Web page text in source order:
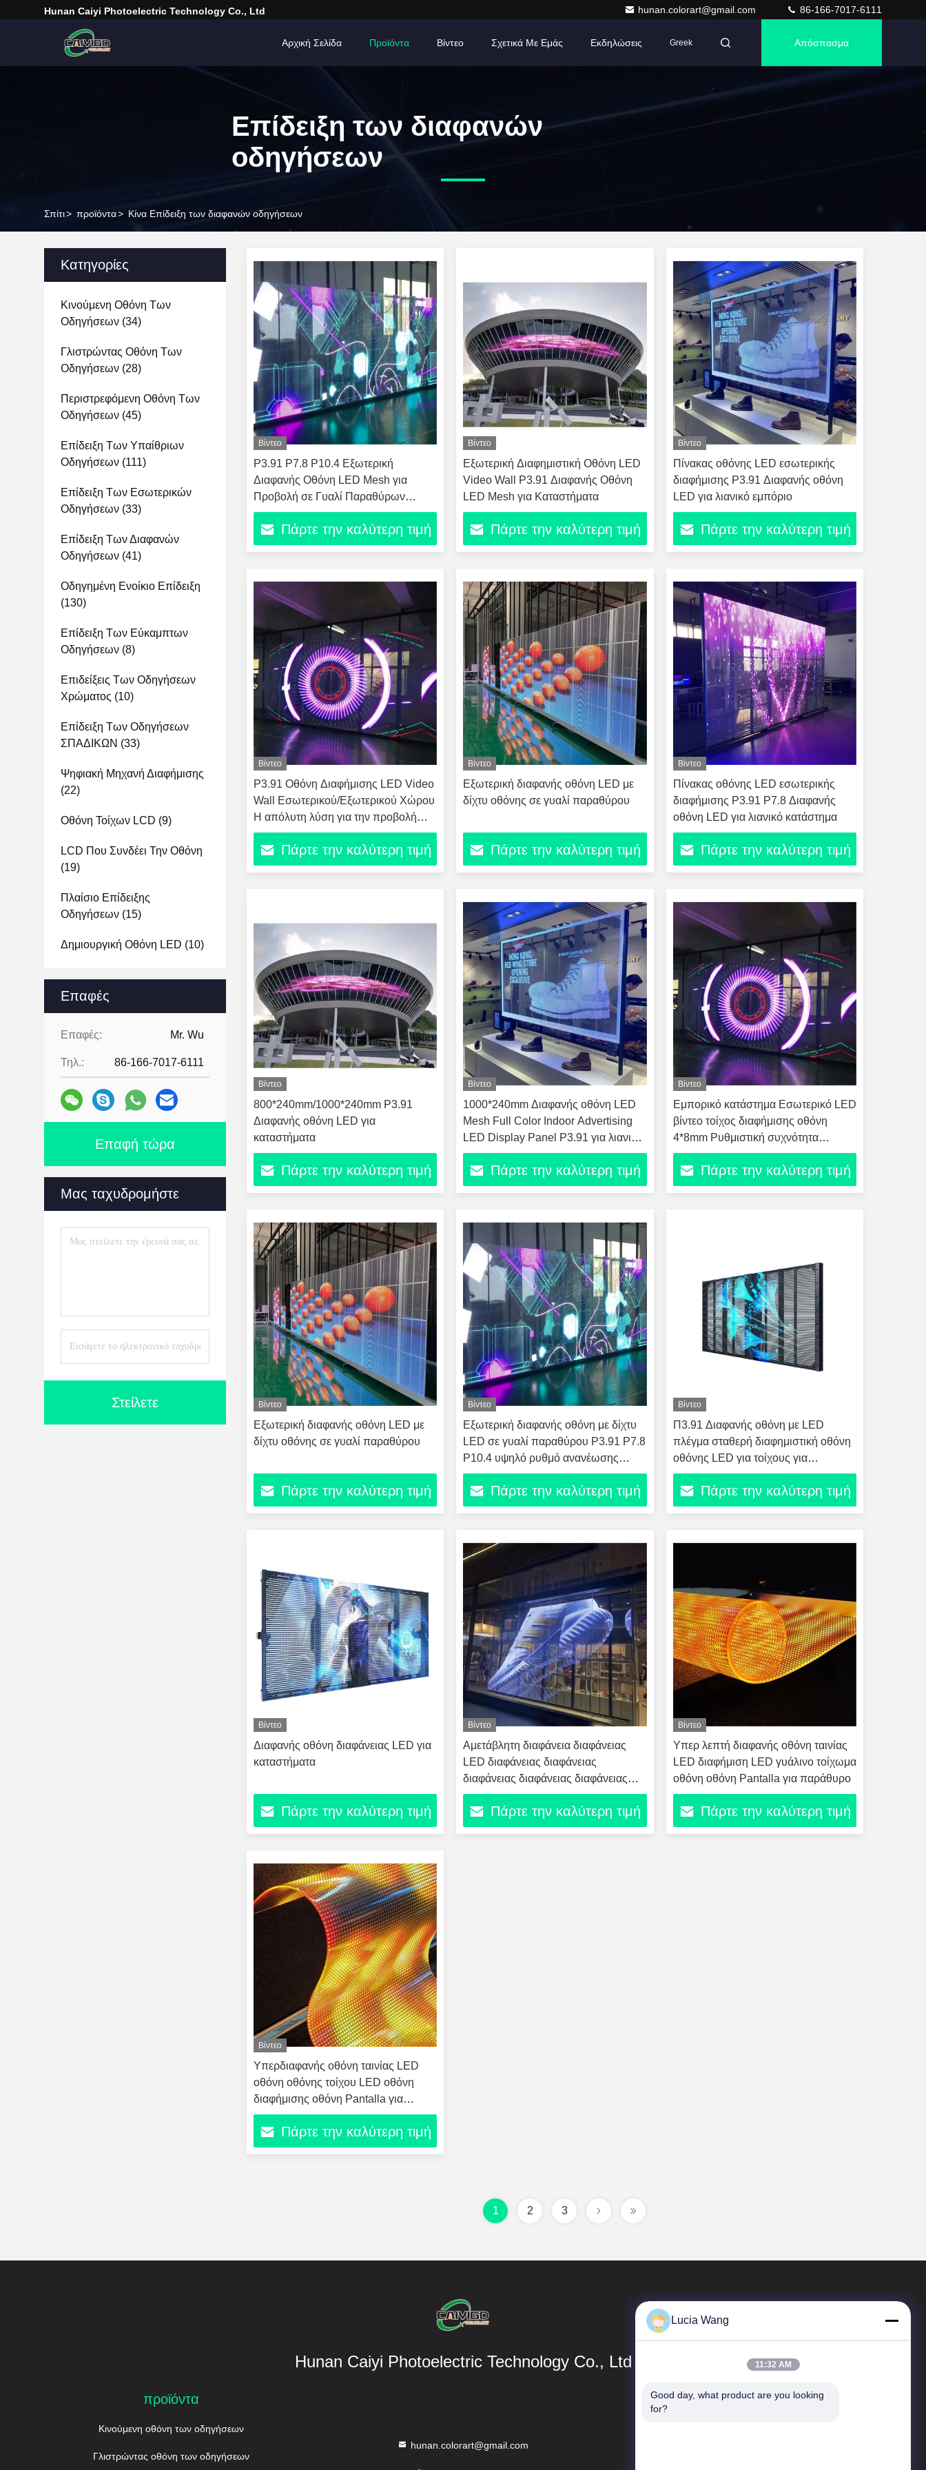
Hunan Caiyi Photoelectric Technology Co., Ltd hunan.colorart@gmail.com 86-166-7017-6111
Αρχική Σελίδα Προϊόντα Βίντεο Σχετικά Με Εμάς Εκδηλώσεις Greek Απόσπασμα
Επίδειξη των διαφανών
οδηγήσεων
Σπίτι> προϊόντα> Κίνα Επίδειξη των διαφανών οδηγήσεων
Κατηγορίες
Κινούμενη Οθόνη Των
Οδηγήσεων (34)
Γλιστρώντας Οθόνη Των
Οδηγήσεων (28)
Περιστρεφόμενη Οθόνη Των
Οδηγήσεων (45)
Επίδειξη Των Υπαίθριων
Οδηγήσεων (111)
Επίδειξη Των Εσωτερικών
Οδηγήσεων (33)
Επίδειξη Των Διαφανών
Οδηγήσεων (41)
Οδηγημένη Ενοίκιο Επίδειξη
(130)
Επίδειξη Των Εύκαμπτων
Οδηγήσεων (8)
Επιδείξεις Των Οδηγήσεων
Χρώματος (10)
Επίδειξη Των Οδηγήσεων
ΣΠΑΔΙΚΩΝ (33)
Ψηφιακή Μηχανή Διαφήμισης
(22)
Οθόνη Τοίχων LCD (9)
LCD Που Συνδέει Την Οθόνη
(19)
Πλαίσιο Επίδειξης
Οδηγήσεων (15)
Δημιουργική Οθόνη LED (10)
Επαφές
Επαφές: Mr. Wu
Τηλ.: 86-166-7017-6111
Επαφή τώρα
Μας ταχυδρομήστε
Στείλετε
Βίντεο
P3.91 P7.8 P10.4 Εξωτερική
Διαφανής Οθόνη LED Mesh για
Προβολή σε Γυαλί Παραθύρων
Αεροδρομίου
Πάρτε την καλύτερη τιμή
Βίντεο
Εξωτερική Διαφημιστική Οθόνη LED
Video Wall P3.91 Διαφανής Οθόνη
LED Mesh για Καταστήματα
Πάρτε την καλύτερη τιμή
Βίντεο
Πίνακας οθόνης LED εσωτερικής
διαφήμισης P3.91 Διαφανής οθόνη
LED για λιανικό εμπόριο
Πάρτε την καλύτερη τιμή
Βίντεο
P3.91 Οθόνη Διαφήμισης LED Video
Wall Εσωτερικού/Εξωτερικού Χώρου
Η απόλυτη λύση για την προβολή
πιάτων σε εμπορικά καταστήματα
Πάρτε την καλύτερη τιμή
Βίντεο
Εξωτερική διαφανής οθόνη LED με
δίχτυ οθόνης σε γυαλί παραθύρου
Πάρτε την καλύτερη τιμή
Βίντεο
Πίνακας οθόνης LED εσωτερικής
διαφήμισης P3.91 P7.8 Διαφανής
οθόνη LED για λιανικό κατάστημα
Πάρτε την καλύτερη τιμή
Βίντεο
800*240mm/1000*240mm P3.91
Διαφανής οθόνη LED για
καταστήματα
Πάρτε την καλύτερη τιμή
Βίντεο
1000*240mm Διαφανής οθόνη LED
Mesh Full Color Indoor Advertising
LED Display Panel P3.91 για λιανικό
εμπόριο
Πάρτε την καλύτερη τιμή
Βίντεο
Εμπορικό κατάστημα Εσωτερικό LED
βίντεο τοίχος διαφήμισης οθόνη
4*8mm Ρυθμιστική συχνότητα
≥8000Hz
Πάρτε την καλύτερη τιμή
Βίντεο
Εξωτερική διαφανής οθόνη LED με
δίχτυ οθόνης σε γυαλί παραθύρου
Πάρτε την καλύτερη τιμή
Βίντεο
Εξωτερική διαφανής οθόνη με δίχτυ
LED σε γυαλί παραθύρου P3.91 P7.8
P10.4 υψηλό ρυθμό ανανέωσης
8000Hz
Πάρτε την καλύτερη τιμή
Βίντεο
Π3.91 Διαφανής οθόνη με LED
πλέγμα σταθερή διαφημιστική οθόνη
οθόνης LED για τοίχους για
κουρτίνες καταστημάτων
Πάρτε την καλύτερη τιμή
Βίντεο
Διαφανής οθόνη διαφάνειας LED για
καταστήματα
Πάρτε την καλύτερη τιμή
Βίντεο
Αμετάβλητη διαφάνεια διαφάνειας
LED διαφάνειας διαφάνειας
διαφάνειας διαφάνειας διαφάνειας
διαφάνειας διαφάνειας διαφάνειας
διαφάνειας διαφάνειας διαφάνειας
διαφάνειας
Πάρτε την καλύτερη τιμή
Βίντεο
Υπερ λεπτή διαφανής οθόνη ταινίας
LED διαφήμιση LED γυάλινο τοίχωμα
οθόνη οθόνη Pantalla για παράθυρο
Πάρτε την καλύτερη τιμή
Βίντεο
Υπερδιαφανής οθόνη ταινίας LED
οθόνη οθόνης τοίχου LED οθόνη
διαφήμισης οθόνη Pantalla για
γυάλινο παράθυρο
Πάρτε την καλύτερη τιμή
1 2 3
Hunan Caiyi Photoelectric Technology Co., Ltd
προϊόντα
Κινούμενη οθόνη των οδηγήσεων
Γλιστρώντας οθόνη των οδηγήσεων
hunan.colorart@gmail.com
Γρήγορες συνδέσεις
Lucia Wang
11:32 AM
Good day, what product are you looking
for?